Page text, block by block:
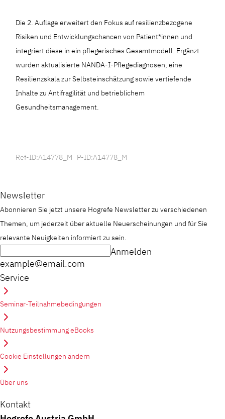
Die 2. Auflage erweitert den Fokus auf resilienzbezogene
Risiken und Entwicklungschancen von Patient*innen und
integriert diese in ein pflegerisches Gesamtmodell. Ergänzt
wurden aktualisierte NANDA-I-Pflegediagnosen, eine
Resilienzskala zur Selbsteinschätzung sowie vertiefende
Inhalte zu Antifragilität und betrieblichem
Gesundheitsmanagement.
Ref-ID:A14778_M P-ID:A14778_M
Newsletter
Abonnieren Sie jetzt unsere Hogrefe Newsletter zu verschiedenen
Themen, um jederzeit über aktuelle Neuerscheinungen und für Sie
relevante Neuigkeiten informiert zu sein.
example@email.com
Anmelden
Service
Seminar-Teilnahmebedingungen
Nutzungsbestimmung eBooks
Cookie Einstellungen ändern
Über uns
Kontakt